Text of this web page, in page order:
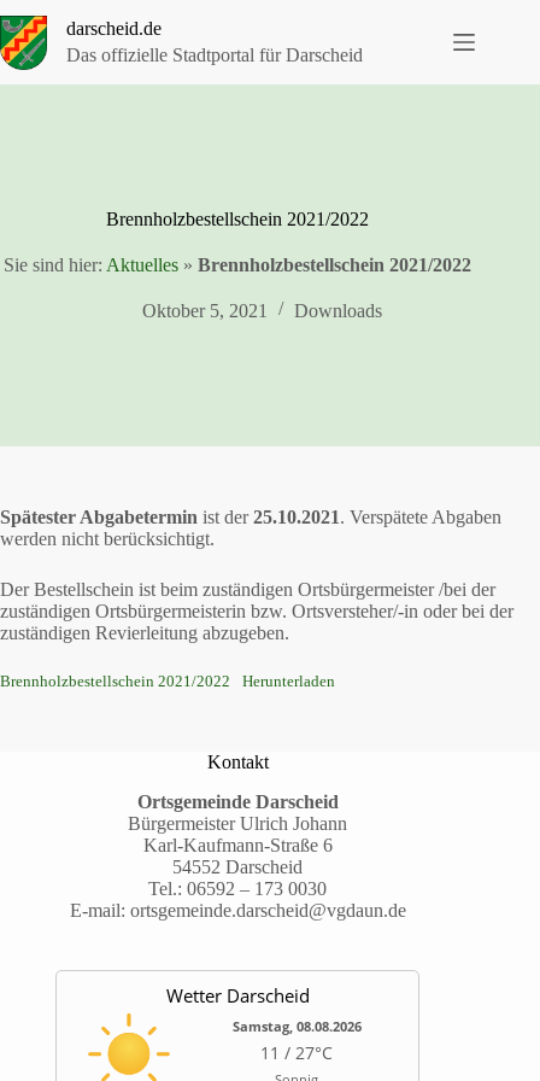
Inhalt
springen
darscheid.de
Das offizielle Stadtportal für Darscheid
Brennholzbestellschein 2021/2022
Sie sind hier: Aktuelles »Brennholzbestellschein 2021/2022
Oktober 5, 2021 Downloads
Spätester Abgabetermin ist der25.10.2021. Verspätete Abgaben
werden nicht berücksichtigt.
Der Bestellschein ist beim zuständigen Ortsbürgermeister /bei der
zuständigen Ortsbürgermeisterin bzw. Ortsversteher/-in oder bei der
zuständigen Revierleitung abzugeben.
Brennholzbestellschein 2021/2022 Herunterladen
Kontakt
Ortsgemeinde Darscheid
Bürgermeister Ulrich Johann
Karl-Kaufmann-Straße 6
54552 Darscheid
Tel.:06592 – 173 0030
E-mail: ortsgemeinde.darscheid@vgdaun.de
Wetter Darscheid
Samstag, 08.08.2026
11 / 27°C